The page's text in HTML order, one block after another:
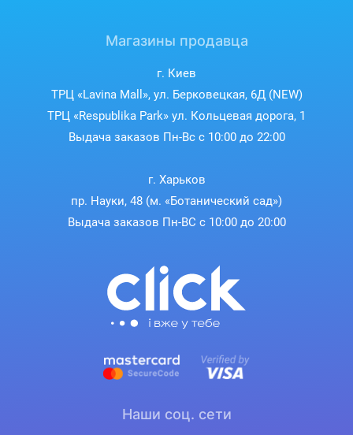
Магазины продавца
г. Киев
ТРЦ «Lavina Mall», ул. Берковецкая, 6Д (NEW)
ТРЦ «Respublika Park» ул. Кольцевая дорога, 1
Выдача заказов Пн-Вс с 10:00 до 22:00
г. Харьков
пр. Науки, 48 (м. «Ботанический сад»)
Выдача заказов Пн-ВС с 10:00 до 20:00
Наши соц. сети